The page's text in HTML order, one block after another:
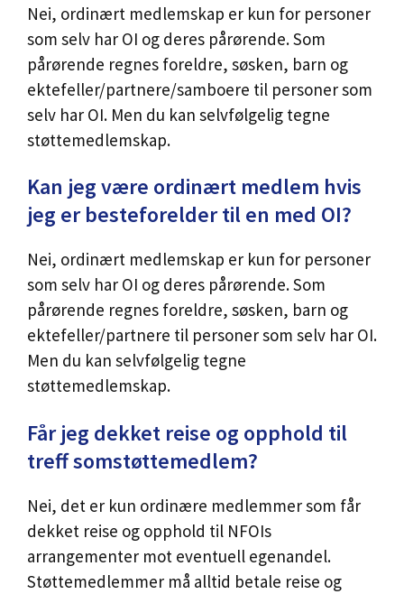
Nei, ordinært medlemskap er kun for personer
som selv har OI og deres pårørende. Som
pårørende regnes foreldre, søsken, barn og
ektefeller/partnere/samboere til personer som
selv har OI. Men du kan selvfølgelig tegne
støttemedlemskap.
Kan jeg være ordinært medlem hvis
jeg er besteforelder til en med OI?
Nei, ordinært medlemskap er kun for personer
som selv har OI og deres pårørende. Som
pårørende regnes foreldre, søsken, barn og
ektefeller/partnere til personer som selv har OI.
Men du kan selvfølgelig tegne
støttemedlemskap.
Får jeg dekket reise og opphold til
treff somstøttemedlem?
Nei, det er kun ordinære medlemmer som får
dekket reise og opphold til NFOIs
arrangementer mot eventuell egenandel.
Støttemedlemmer må alltid betale reise og